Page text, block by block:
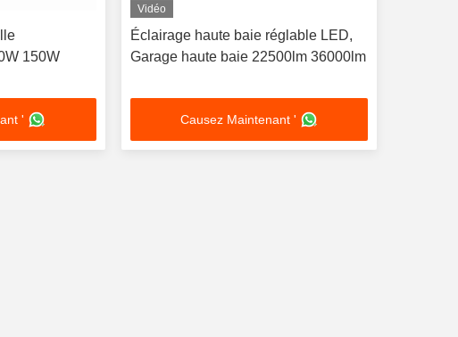
150W
'
Vidéo
Éclairage haute baie réglable LED,
Garage haute baie 22500lm 36000lm
Causez Maintenant '